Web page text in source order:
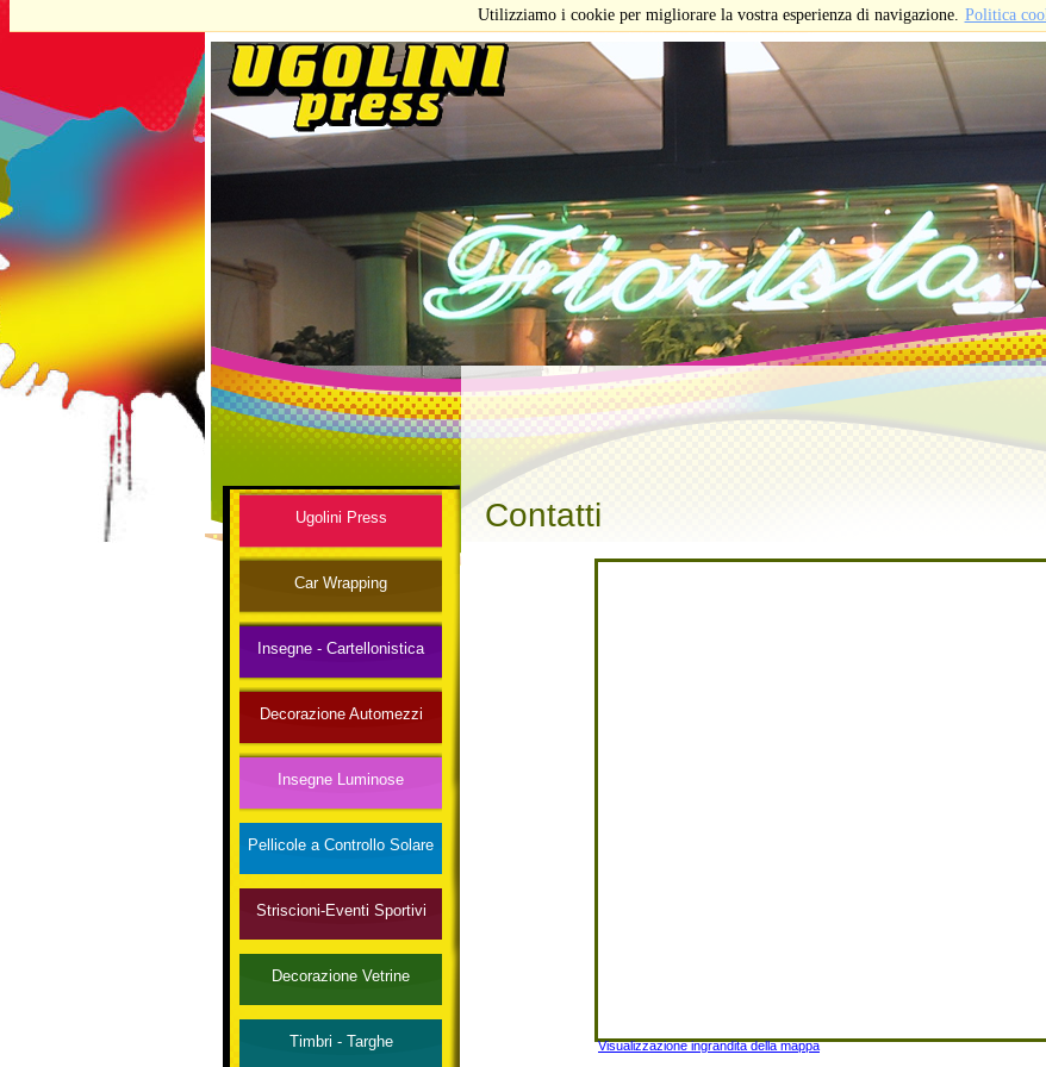
Ugolini Press
Car Wrapping
Insegne - Cartellonistica
Decorazione Automezzi
Insegne Luminose
Pellicole a Controllo Solare
Striscioni-Eventi Sportivi
Decorazione Vetrine
Timbri - Targhe
Contatti
Visualizzazione ingrandita della mappa